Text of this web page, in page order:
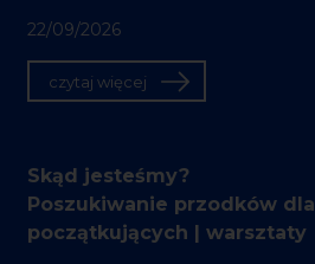
22/09/2026
czytaj więcej
Skąd jesteśmy?
Poszukiwanie przodków dla
początkujących | warsztaty